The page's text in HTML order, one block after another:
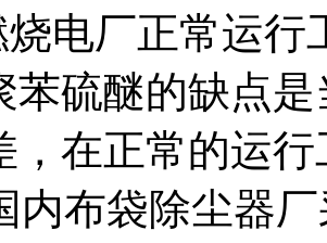
电厂正常运行
苯硫醚的缺点
，在正常的运
内布袋除尘器